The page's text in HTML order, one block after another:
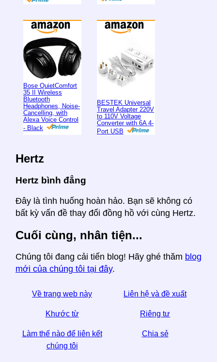
Bose QuietComfort
35 II Wireless
Bluetooth
Headphones, Noise-
Cancelling, with
Alexa Voice Control
- Black
BESTEK Universal
Travel Adapter 220V
to 110V Voltage
Converter with 6A 4-
Port USB
Hertz
Hertz bình đẳng
Đây là tình huống hoàn hảo. Bạn sẽ không có
bất kỳ vấn đề thay đổi đồng hồ với cùng Hertz.
Cuối cùng, nhân tiện...
Chúng tôi đang cải tiến blog! Hãy ghé thăm blog
mới của chúng tôi tại đây.
Về trang web này Liên hệ và đề xuất
Khước từ Riêng tư
Làm thế nào để liên kết
chúng tôi
Chia sẻ